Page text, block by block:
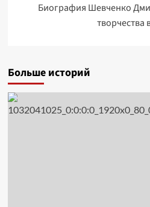
Биография Шевченко
Больше историй